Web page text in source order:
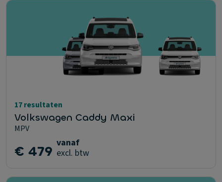
17 resultaten
Volkswagen Caddy Maxi
MPV
€ 479 vanaf
excl. btw